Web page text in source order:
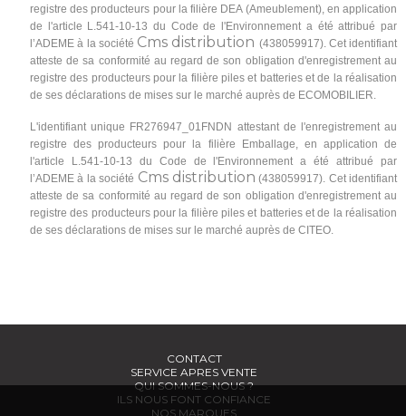
registre des producteurs pour la filière DEA (Ameublement), en application
de l'article L.541-10-13 du Code de l'Environnement a été attribué par
l’ADEME à la société Cms distribution (438059917). Cet identifiant
atteste de sa conformité au regard de son obligation d'enregistrement au
registre des producteurs pour la filière piles et batteries et de la réalisation
de ses déclarations de mises sur le marché auprès de ECOMOBILIER.
L'identifiant unique FR276947_01FNDN attestant de l'enregistrement au
registre des producteurs pour la filière Emballage, en application de
l'article L.541-10-13 du Code de l'Environnement a été attribué par
l’ADEME à la société Cms distribution (438059917). Cet identifiant
atteste de sa conformité au regard de son obligation d'enregistrement au
registre des producteurs pour la filière piles et batteries et de la réalisation
de ses déclarations de mises sur le marché auprès de CITEO.
CONTACT
SERVICE APRES VENTE
QUI SOMMES-NOUS ?
ILS NOUS FONT CONFIANCE
NOS MARQUES